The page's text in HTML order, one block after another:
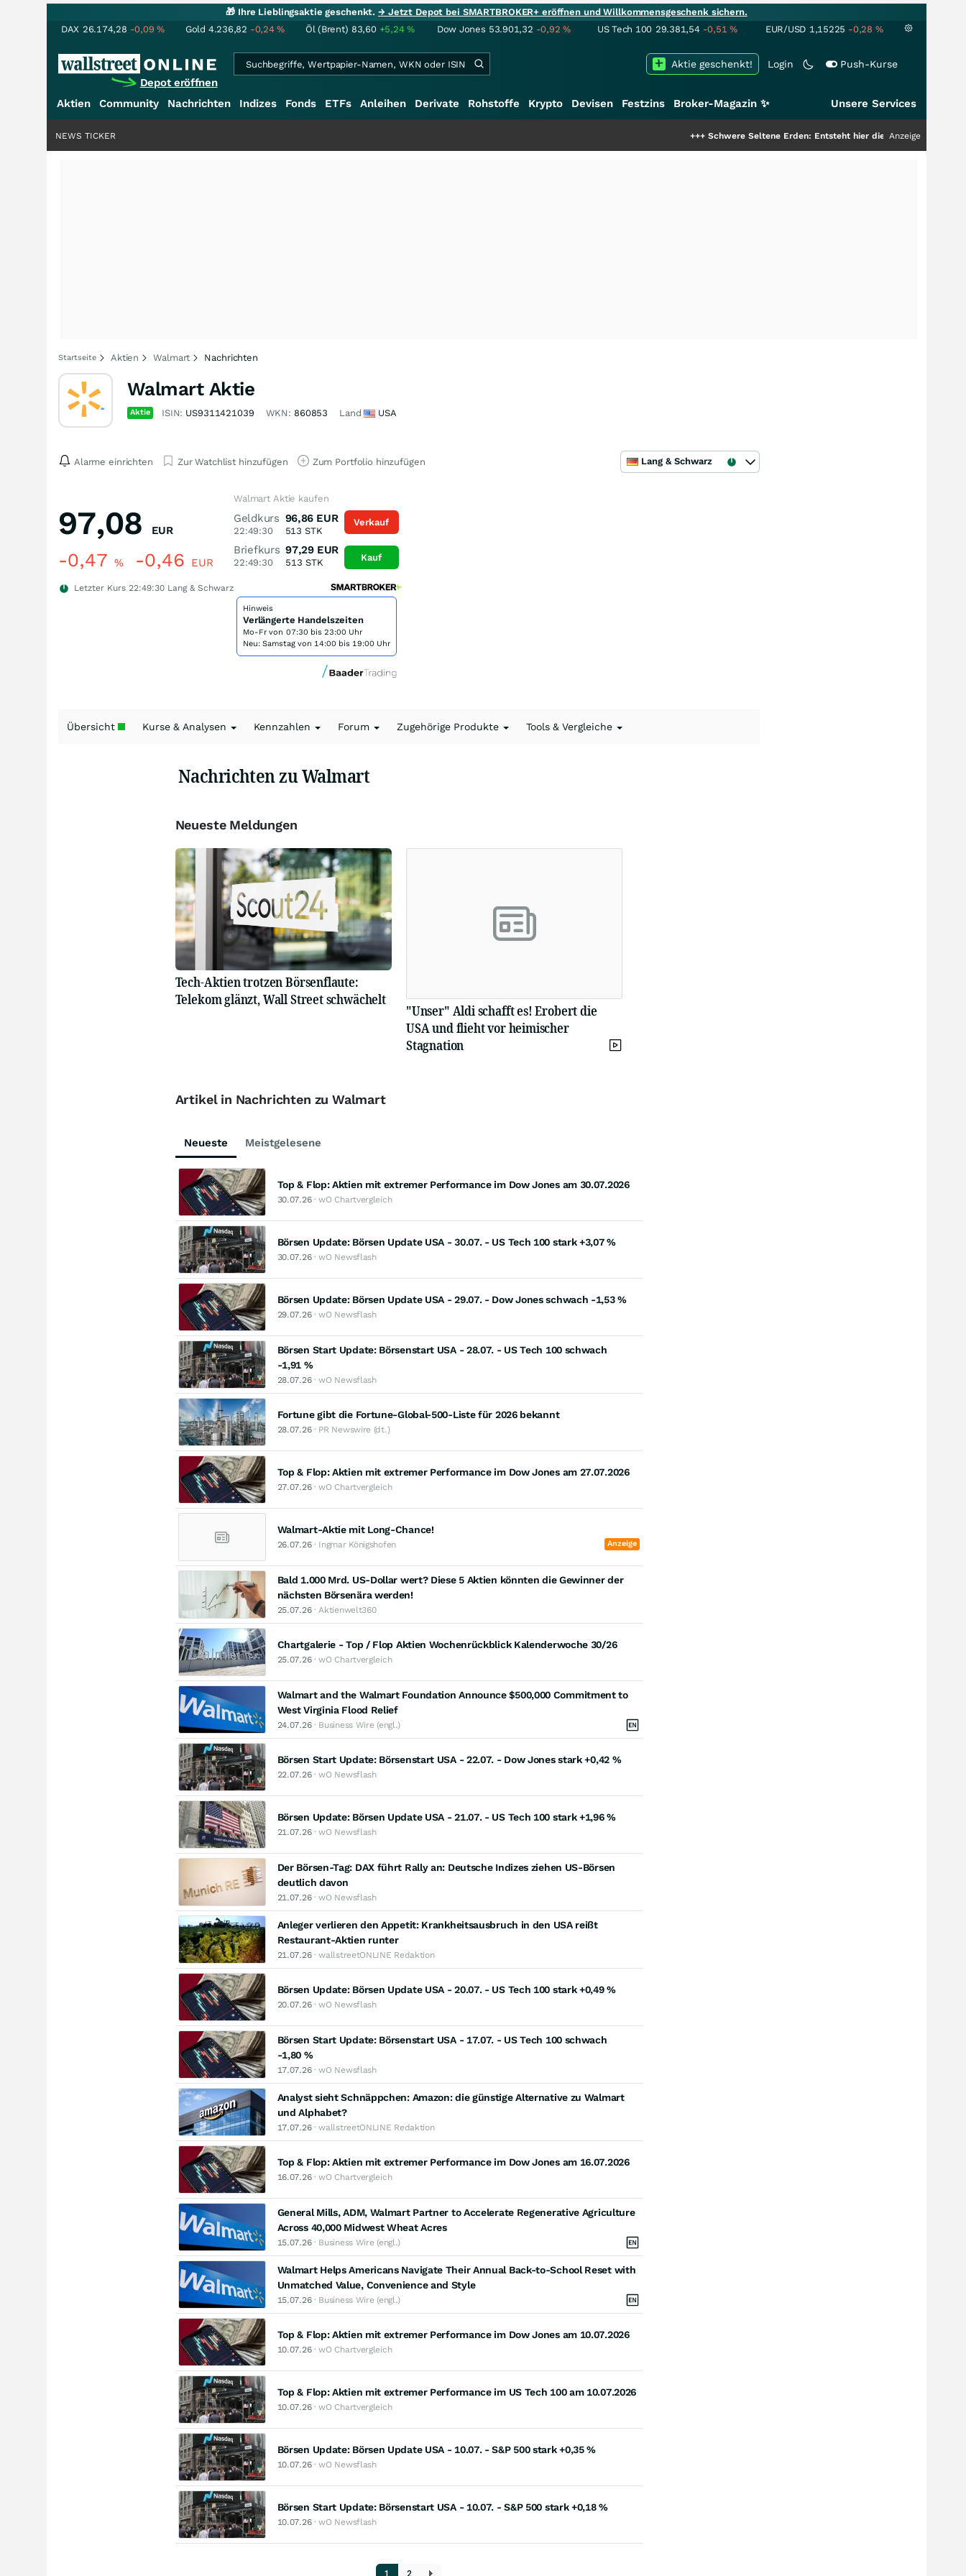
🎁 Ihre Lieblingsaktie geschenkt.→ Jetzt Depot bei SMARTBROKER+ eröffnen und Willkommensgeschenk sichern.
DAX 26.174,28 -0,09% Gold 4.236,82 -0,24% Öl (Brent) 83,60 +5,24% Dow Jones 53.901,32 -0,92% US Tech 100 29.381,54 -0,51% EUR/USD 1,15225 -0,28 %
Depot eröffnen
Login Push-Kurse
Aktie geschenkt!
Aktien Community Nachrichten Indizes Fonds ETFs Anleihen Derivate Rohstoffe Krypto Devisen Festzins Broker-Magazin ✨ Unsere Services
Schwere Seltene Erden: Entsteht hier die nächste Milliardenstory?
Anzeige
NEWS TICKER
Startseite Aktien Walmart Nachrichten
Walmart Aktie
Aktie ISIN: US9311421039 WKN: 860853 Land USA
Alarme einrichten Zur Watchlist hinzufügen Zum Portfolio hinzufügen Lang & Schwarz
97,08 EUR
-0,47 % -0,46 EUR
Letzter Kurs 22:49:30 Lang & Schwarz
Walmart Aktie kaufen
Geldkurs
22:49:30
96,86 EUR
513 STK
Briefkurs
22:49:30
97,29 EUR
513 STK
Verkauf
Kauf
Hinweis
Verlängerte Handelszeiten
Mo-Fr von 07:30 bis 23:00 Uhr
Neu: Samstag von 14:00 bis 19:00 Uhr
Übersicht Kurse & Analysen Kennzahlen Forum Zugehörige Produkte Tools & Vergleiche
Nachrichten zu Walmart
Neueste Meldungen
Tech-Aktien trotzen Börsenflaute:
Telekom glänzt, Wall Street schwächelt
"Unser" Aldi schafft es! Erobert die
USA und flieht vor heimischer
Stagnation
Artikel in Nachrichten zu Walmart
Neueste Meistgelesene
Top & Flop: Aktien mit extremer Performance im Dow Jones am 30.07.2026
30.07.26· wO Chartvergleich
Börsen Update: Börsen Update USA - 30.07. - US Tech 100 stark +3,07 %
30.07.26· wO Newsflash
Börsen Update: Börsen Update USA - 29.07. - Dow Jones schwach -1,53 %
29.07.26· wO Newsflash
Börsen Start Update: Börsenstart USA - 28.07. - US Tech 100 schwach
-1,91 %
28.07.26· wO Newsflash
Fortune gibt die Fortune-Global-500-Liste für 2026 bekannt
28.07.26· PR Newswire (dt.)
Top & Flop: Aktien mit extremer Performance im Dow Jones am 27.07.2026
27.07.26· wO Chartvergleich
Walmart-Aktie mit Long-Chance!
26.07.26· Ingmar Königshofen Anzeige
Bald 1.000 Mrd. US-Dollar wert? Diese 5 Aktien könnten die Gewinner der
nächsten Börsenära werden!
25.07.26· Aktienwelt360
Chartgalerie - Top / Flop Aktien Wochenrückblick Kalenderwoche 30/26
25.07.26· wO Chartvergleich
Walmart and the Walmart Foundation Announce $500,000 Commitment to
West Virginia Flood Relief
24.07.26· Business Wire (engl.)
Börsen Start Update: Börsenstart USA - 22.07. - Dow Jones stark +0,42 %
22.07.26· wO Newsflash
Börsen Update: Börsen Update USA - 21.07. - US Tech 100 stark +1,96 %
21.07.26· wO Newsflash
Der Börsen-Tag: DAX führt Rally an: Deutsche Indizes ziehen US-Börsen
deutlich davon
21.07.26· wO Newsflash
Anleger verlieren den Appetit: Krankheitsausbruch in den USA reißt
Restaurant-Aktien runter
21.07.26· wallstreetONLINE Redaktion
Börsen Update: Börsen Update USA - 20.07. - US Tech 100 stark +0,49 %
20.07.26· wO Newsflash
Börsen Start Update: Börsenstart USA - 17.07. - US Tech 100 schwach
-1,80 %
17.07.26· wO Newsflash
Analyst sieht Schnäppchen: Amazon: die günstige Alternative zu Walmart
und Alphabet?
17.07.26· wallstreetONLINE Redaktion
Top & Flop: Aktien mit extremer Performance im Dow Jones am 16.07.2026
16.07.26· wO Chartvergleich
General Mills, ADM, Walmart Partner to Accelerate Regenerative Agriculture
Across 40,000 Midwest Wheat Acres
15.07.26· Business Wire (engl.)
Walmart Helps Americans Navigate Their Annual Back-to-School Reset with
Unmatched Value, Convenience and Style
15.07.26· Business Wire (engl.)
Top & Flop: Aktien mit extremer Performance im Dow Jones am 10.07.2026
10.07.26· wO Chartvergleich
Top & Flop: Aktien mit extremer Performance im US Tech 100 am 10.07.2026
10.07.26· wO Chartvergleich
Börsen Update: Börsen Update USA - 10.07. - S&P 500 stark +0,35 %
10.07.26· wO Newsflash
Börsen Start Update: Börsenstart USA - 10.07. - S&P 500 stark +0,18 %
10.07.26· wO Newsflash
1 2